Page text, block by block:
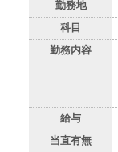
勤務地
科目
勤務内容
給与
当直有無